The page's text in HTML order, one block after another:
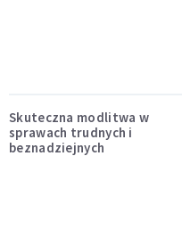
Skuteczna modlitwa w
sprawach trudnych i
beznadziejnych